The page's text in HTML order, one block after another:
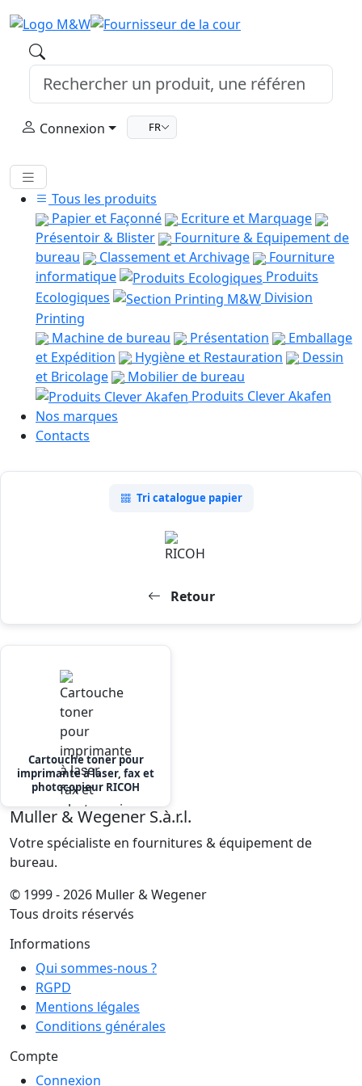
Connexion FR
Tous les produits
Papier et Façonné
Ecriture et Marquage
Présentoir & Blister
Fourniture & Equipement de
bureau
Classement et Archivage
Fourniture
informatique
Produits
Ecologiques
Division
Printing
Machine de bureau
Présentation
Emballage
et Expédition
Hygiène et Restauration
Dessin
et Bricolage
Mobilier de bureau
Produits Clever Akafen
Nos marques
Contacts
Tri catalogue papier
Retour
Cartouche toner pour
imprimante à laser, fax et
photocopieur RICOH
Muller & Wegener S.à.r.l.
Votre spécialiste en fournitures & équipement de
bureau.
© 1999 - 2026 Muller & Wegener
Tous droits réservés
Informations
Qui sommes-nous ?
RGPD
Mentions légales
Conditions générales
Compte
Connexion